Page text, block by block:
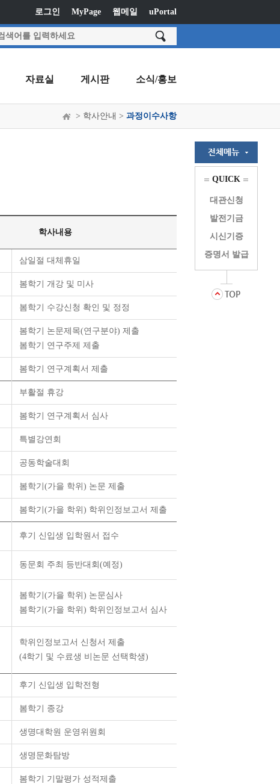
로그인 MyPage 웹메일 uPortal
자료실 게시판 소식/홍보
> 학사안내 > 과정이수사항
학사내용
삼일절 대체휴일
봄학기 개강 및 미사
봄학기 수강신청 확인 및 정정
봄학기 논문제목(연구분야) 제출
봄학기 연구주제 제출
봄학기 연구계획서 제출
부활절 휴강
봄학기 연구계획서 심사
특별강연회
공동학술대회
봄학기(가을 학위) 논문 제출
봄학기(가을 학위) 학위인정보고서 제출
후기 신입생 입학원서 접수
동문회 주최 등반대회(예정)
봄학기(가을 학위) 논문심사
봄학기(가을 학위) 학위인정보고서 심사
학위인정보고서 신청서 제출
(4학기 및 수료생 비논문 선택학생)
후기 신입생 입학전형
봄학기 종강
생명대학원 운영위원회
생명문화탐방
봄학기 기말평가 성적제출
QUICK
대관신청
발전기금
시신기증
증명서 발급